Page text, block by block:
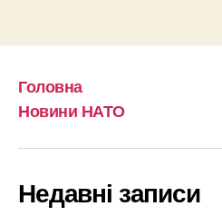
Головна
Новини НАТО
Недавні записи